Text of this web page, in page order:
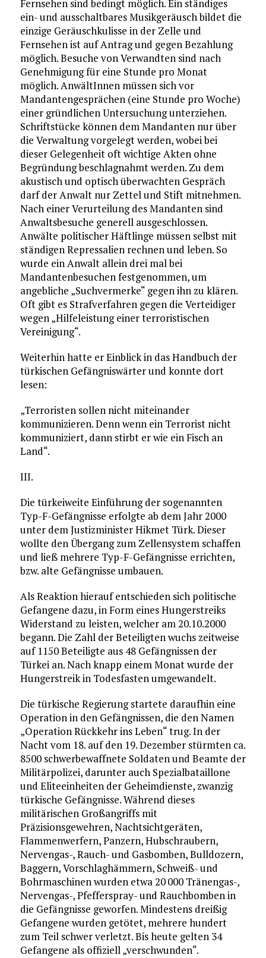
Fernsehen sind bedingt möglich. Ein ständiges
ein- und ausschaltbares Musikgeräusch bildet die
einzige Geräuschkulisse in der Zelle und
Fernsehen ist auf Antrag und gegen Bezahlung
möglich. Besuche von Verwandten sind nach
Genehmigung für eine Stunde pro Monat
möglich. AnwältInnen müssen sich vor
Mandantengesprächen (eine Stunde pro Woche)
einer gründlichen Untersuchung unterziehen.
Schriftstücke können dem Mandanten nur über
die Verwaltung vorgelegt werden, wobei bei
dieser Gelegenheit oft wichtige Akten ohne
Begründung beschlagnahmt werden. Zu dem
akustisch und optisch überwachten Gespräch
darf der Anwalt nur Zettel und Stift mitnehmen.
Nach einer Verurteilung des Mandanten sind
Anwaltsbesuche generell ausgeschlossen.
Anwälte politischer Häftlinge müssen selbst mit
ständigen Repressalien rechnen und leben. So
wurde ein Anwalt allein drei mal bei
Mandantenbesuchen festgenommen, um
angebliche „Suchvermerke“ gegen ihn zu klären.
Oft gibt es Strafverfahren gegen die Verteidiger
wegen „Hilfeleistung einer terroristischen
Vereinigung“.
Weiterhin hatte er Einblick in das Handbuch der
türkischen Gefängniswärter und konnte dort
lesen:
„Terroristen sollen nicht miteinander
kommunizieren. Denn wenn ein Terrorist nicht
kommuniziert, dann stirbt er wie ein Fisch an
Land“.
III.
Die türkeiweite Einführung der sogenannten
Typ-F-Gefängnisse erfolgte ab dem Jahr 2000
unter dem Justizminister Hikmet Türk. Dieser
wollte den Übergang zum Zellensystem schaffen
und ließ mehrere Typ-F-Gefängnisse errichten,
bzw. alte Gefängnisse umbauen.
Als Reaktion hierauf entschieden sich politische
Gefangene dazu, in Form eines Hungerstreiks
Widerstand zu leisten, welcher am 20.10.2000
begann. Die Zahl der Beteiligten wuchs zeitweise
auf 1150 Beteiligte aus 48 Gefängnissen der
Türkei an. Nach knapp einem Monat wurde der
Hungerstreik in Todesfasten umgewandelt.
Die türkische Regierung startete daraufhin eine
Operation in den Gefängnissen, die den Namen
„Operation Rückkehr ins Leben“ trug. In der
Nacht vom 18. auf den 19. Dezember stürmten ca.
8500 schwerbewaffnete Soldaten und Beamte der
Militärpolizei, darunter auch Spezialbataillone
und Eliteeinheiten der Geheimdienste, zwanzig
türkische Gefängnisse. Während dieses
militärischen Großangriffs mit
Präzisionsgewehren, Nachtsichtgeräten,
Flammenwerfern, Panzern, Hubschraubern,
Nervengas-, Rauch- und Gasbomben, Bulldozern,
Baggern, Vorschlaghämmern, Schweiß- und
Bohrmaschinen wurden etwa 20 000 Tränengas-,
Nervengas-, Pfefferspray- und Rauchbomben in
die Gefängnisse geworfen. Mindestens dreißig
Gefangene wurden getötet, mehrere hundert
zum Teil schwer verletzt. Bis heute gelten 34
Gefangene als offiziell „verschwunden“.